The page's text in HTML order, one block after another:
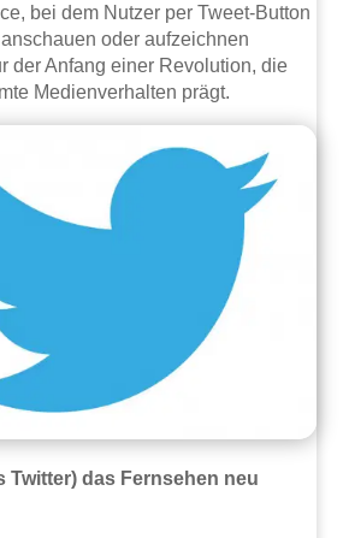
bei dem Nutzer per Tweet-Button
oder aufzeichnen
der Anfang einer Revolution, die
Medienverhalten prägt.
Twitter) das Fernsehen neu